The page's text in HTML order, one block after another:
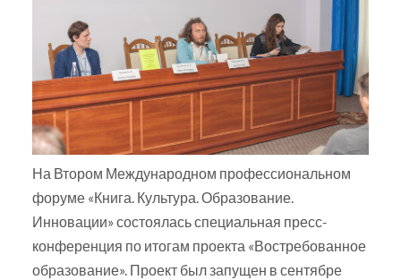
На Втором Международном профессиональном
форуме «Книга. Культура. Образование.
Инновации» состоялась специальная пресс-
конференция по итогам проекта «Востребованное
образование». Проект был запущен в сентябре